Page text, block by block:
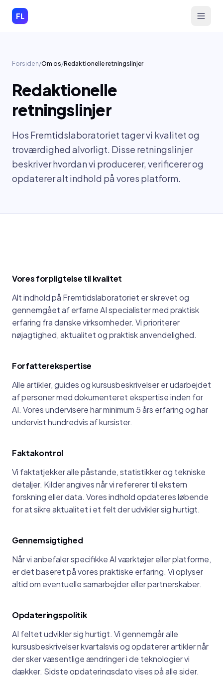
Spring til indhold
FL
Forsiden/Om os/Redaktionelle retningslinjer
Redaktionelle
retningslinjer
Hos Fremtidslaboratoriet tager vi kvalitet og
troværdighed alvorligt. Disse retningslinjer
beskriver hvordan vi producerer, verificerer og
opdaterer alt indhold på vores platform.
Vores forpligtelse til kvalitet
Alt indhold på Fremtidslaboratoriet er skrevet og
gennemgået af erfarne AI specialister med praktisk
erfaring fra danske virksomheder. Vi prioriterer
nøjagtighed, aktualitet og praktisk anvendelighed.
Forfatterekspertise
Alle artikler, guides og kursusbeskrivelser er udarbejdet
af personer med dokumenteret ekspertise inden for
AI. Vores undervisere har minimum 5 års erfaring og har
undervist hundredvis af kursister.
Faktakontrol
Vi faktatjekker alle påstande, statistikker og tekniske
detaljer. Kilder angives når vi refererer til ekstern
forskning eller data. Vores indhold opdateres løbende
for at sikre aktualitet i et felt der udvikler sig hurtigt.
Gennemsigtighed
Når vi anbefaler specifikke AI værktøjer eller platforme,
er det baseret på vores praktiske erfaring. Vi oplyser
altid om eventuelle samarbejder eller partnerskaber.
Opdateringspolitik
AI feltet udvikler sig hurtigt. Vi gennemgår alle
kursusbeskrivelser kvartalsvis og opdaterer artikler når
der sker væsentlige ændringer i de teknologier vi
dækker. Sidste opdateringsdato vises på alle sider.